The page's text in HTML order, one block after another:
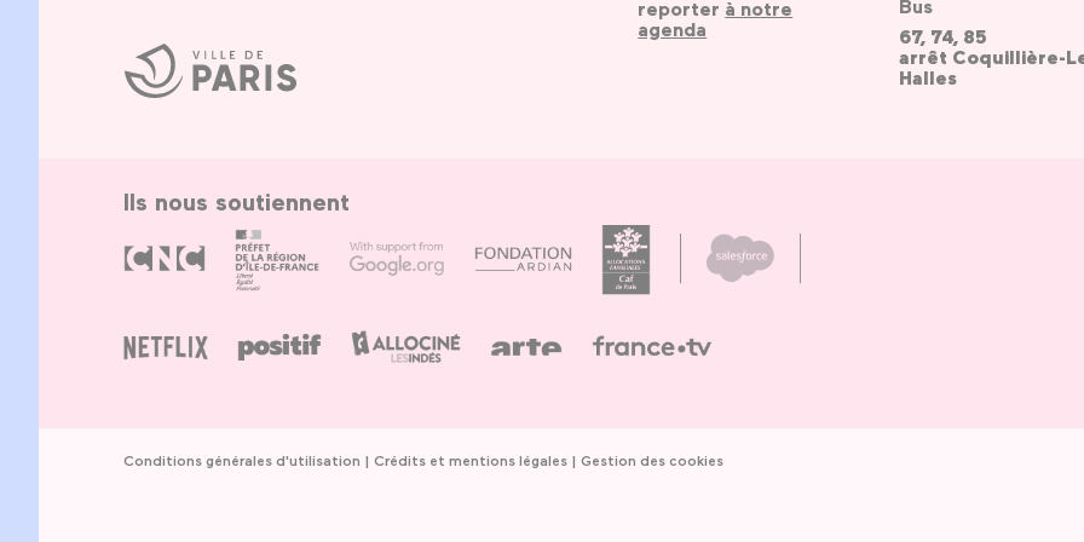
Ville
de
Paris
reporter à notre
agenda
Bus
67, 74, 85
arrêt Coquillière-
Halles
Ils nous soutiennent
Conditions générales d'utilisation Crédits et mentions légales Gestion des cookies